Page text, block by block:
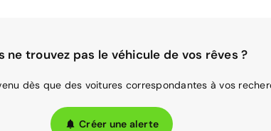
ne trouvez pas le véhicule de vos rêves ?
dès que des voitures correspondantes à vos
Créer une alerte